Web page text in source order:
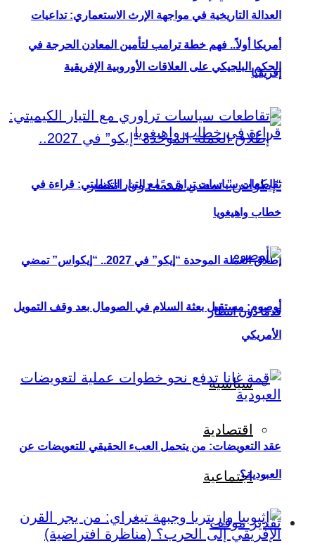
العدالة التاريخية في مواجهة الإرث الاستعماري: تداعيات
الحكم البلجيكي على العلاقات الأوروبية الإفريقية
إطلاق العملة الموحدة “إيكو” في 2027.. “إيكواس” تمضي
قدمًا دون انتظار
سياسية
اقتصادية
اجتماعية
تقدير موقف
أمريكا أولاً.. فهم خطة ترامب لتأمين المعادن الحرجة في
إفريقيا
تقاطعات سياسات تراوري مع التيار الكيميتي: قراءة في
خطاب واهيغويا
أوصوم: مستقبل بعثة السلام في الصومال بعد وقف التمويل
الأمريكي
عقد التعويضات: من يتحمل العبء الحقيقي للتعويضات عن
العبودية؟